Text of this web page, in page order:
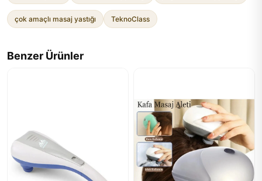
çok amaçlı masaj yastığı TeknoClass
Benzer Ürünler